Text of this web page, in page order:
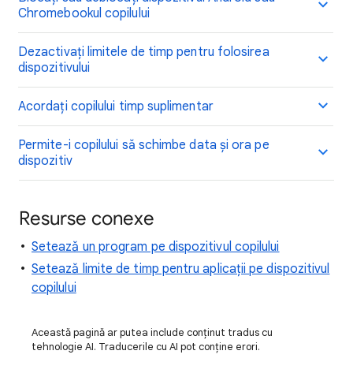
Chromebookul copilului
Dezactivați limitele de timp pentru folosirea
dispozitivului
Acordați copilului timp suplimentar
Permite-i copilului să schimbe data și ora pe
dispozitiv
Resurse conexe
Setează un program pe dispozitivul copilului
Setează limite de timp pentru aplicații pe dispozitivul
copilului
Această pagină ar putea include conținut tradus cu
tehnologie AI. Traducerile cu AI pot conține erori.